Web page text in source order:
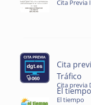
Cita Previa
Cita
Tráfico
Cita previa
El tiempo
El tiempo